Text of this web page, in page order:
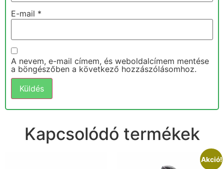
E-mail *
A nevem, e-mail címem, és weboldalcímem mentése
a böngészőben a következő hozzászólásomhoz.
Kapcsolódó termékek
Akció!